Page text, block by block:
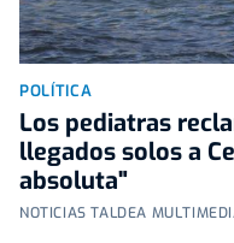
POLÍTICA
Los pediatras
llegados solos a
absoluta"
NOTICIAS TALDEA